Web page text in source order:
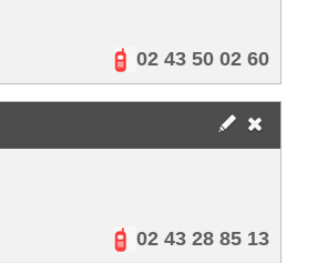
02 43 50 02 60
02 43 28 85 13